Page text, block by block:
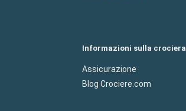
Informazioni sulla crociera
Assicurazione
Blog Crociere.com